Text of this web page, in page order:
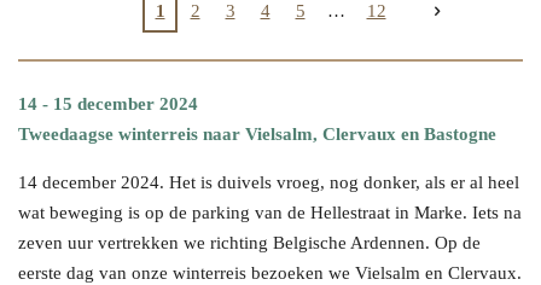
1 2 3 4 5 12
14 - 15 december 2024
Tweedaagse winterreis naar Vielsalm, Clervaux en Bastogne
14 december 2024. Het is duivels vroeg, nog donker, als er al heel
wat beweging is op de parking van de Hellestraat in Marke. Iets na
zeven uur vertrekken we richting Belgische Ardennen. Op de
eerste dag van onze winterreis bezoeken we Vielsalm en Clervaux.